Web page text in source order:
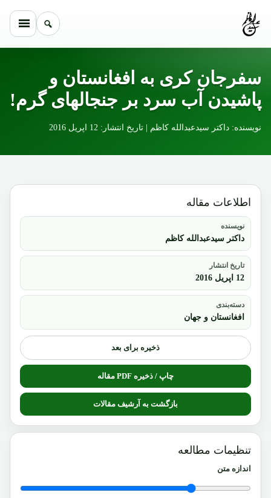
سفرجان کری به افغانستان و
پاشیدن آب سرد بر جنجالهای گرم!
نویسنده: داکتر سیدعبدالله کاظم | تاریخ انتشار: 12 اپریل 2016
اطلاعات مقاله
نویسنده
داکتر سیدعبدالله کاظم
تاریخ انتشار
12 اپریل 2016
دسته‌بندی
افغانستان و جهان
ذخیره برای بعد
چاپ / ذخیره PDF مقاله
بازگشت به آرشیف مقالات
تنظیمات مطالعه
اندازه متن